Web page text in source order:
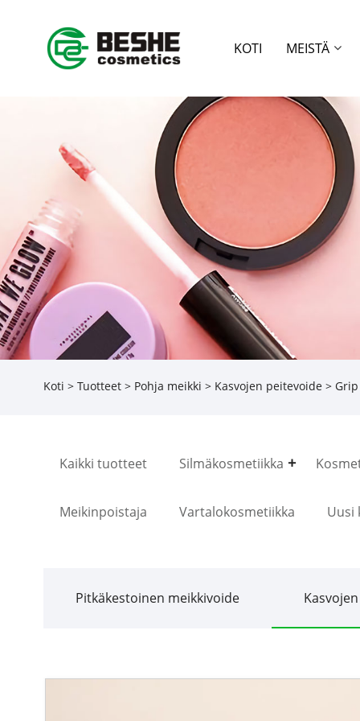
KOTI MEISTÄ
Koti > Tuotteet> Pohja meikki > Kasvojen peitevoide> Grip
Kaikki tuotteet Silmäkosmetiikka
Meikinpoistaja Vartalokosmetiikka Uusi
Pitkäkestoinen meikkivoide